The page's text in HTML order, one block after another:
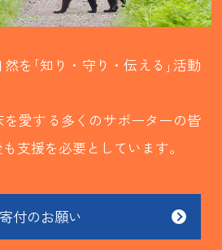
を｢知り・守り・伝える｣活動
愛する多くのサポーターの皆
支援を必要としています。
付のお願い